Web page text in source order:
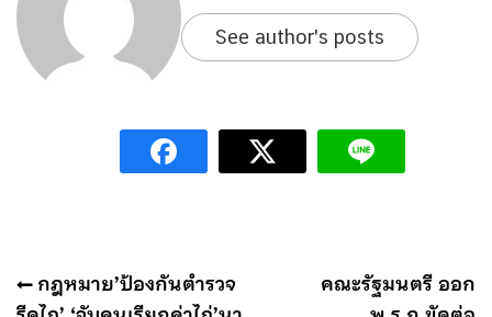
See author's posts
แนะแนว
กฎหมาย’ป้องกันตำรวจ
คณะรัฐมนตรี ออก